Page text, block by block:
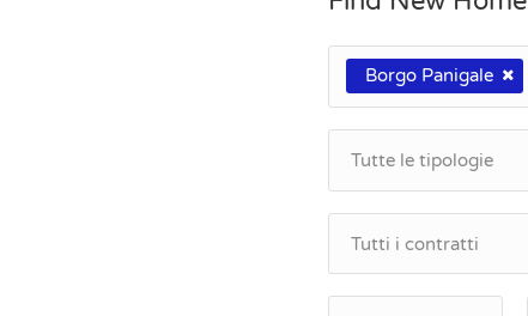
Borgo Panigale
Tutti i contratti